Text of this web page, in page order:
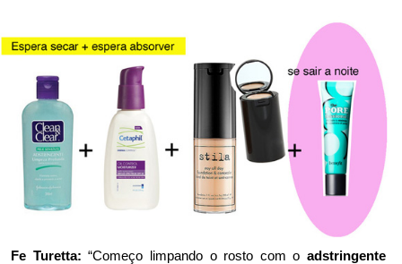
Fe Turetta: “Começo limpando o rosto com o adstringente